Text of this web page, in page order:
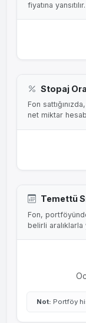
fiyatına yansıtılır.
Stopaj
Fon
net miktar
Temettü
Fon,
belirli aralıklarla
Not: Portföy